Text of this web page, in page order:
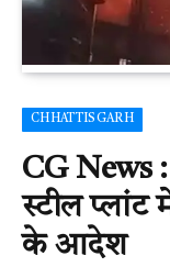
CHHATTISGARH
CG News
स्टील प्लांट
के आदेश